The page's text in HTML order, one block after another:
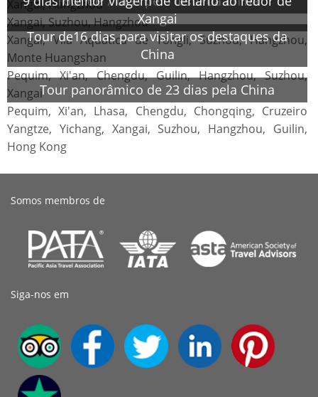
Xangai, Hangzhou
Xangai, Suzhou, HangzhouXangai
Xangai, Vila Aquática de Tongli, Suzhou, Hangzhou,
Monte Huangshan
Tour de16 dias para visitar os destaques da
China
Pequim, Xi'an, Chengdu, Guilin, Hangzhou, Suzhou,
XangaiTour panorâmico de 23 dias pela China
Pequim, Xi'an, Lhasa, Chengdu, Chongqing, Cruzeiro
Yangtze, Yichang, Xangai, Suzhou, Hangzhou, Guilin,
Hong Kong
Somos membros de
Siga-nos em